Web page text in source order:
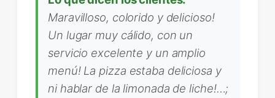
Maravilloso, colorido y delicioso!
Un lugar muy cálido, con un
servicio excelente y un amplio
menú! La pizza estaba deliciosa y
ni hablar de la limonada de liche!…;